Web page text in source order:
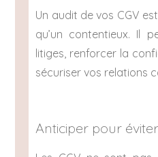
Un audit de vos CGV
qu’un contentieux. Il
litiges, renforcer la
sécuriser vos relations
Anticiper pour